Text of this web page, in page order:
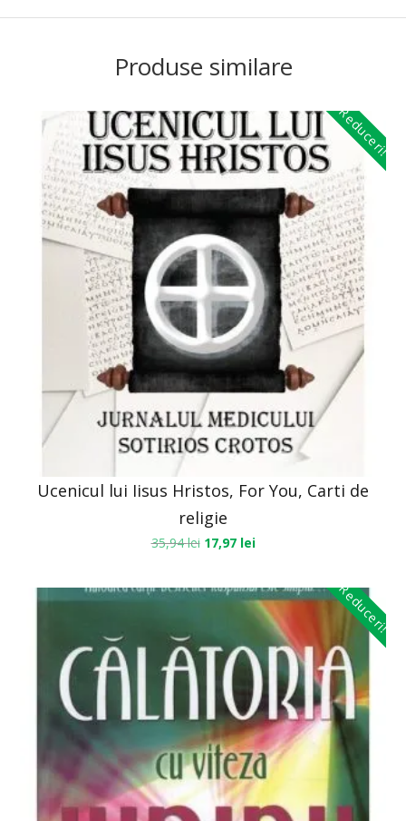
Produse similare
Reduceri!
Ucenicul lui Iisus Hristos, For You, Carti de
religie
35,94lei 17,97 lei
Reduceri!